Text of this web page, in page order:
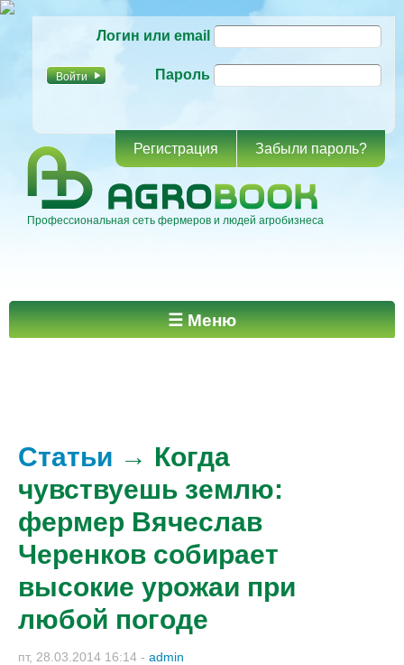
основному
Логин или email
Пароль
Регистрация Забыли пароль?
Профессиональная сеть фермеров и людей агробизнеса
Главное меню ☰ Меню
Статьи → Когда
чувствуешь землю:
фермер Вячеслав
Черенков собирает
высокие урожаи при
любой погоде
пт, 28.03.2014 16:14 - admin